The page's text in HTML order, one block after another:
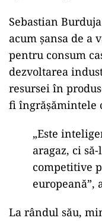
declarație
Statul
pentru
Potrivit
firmă de
tip due
acum șansa de a